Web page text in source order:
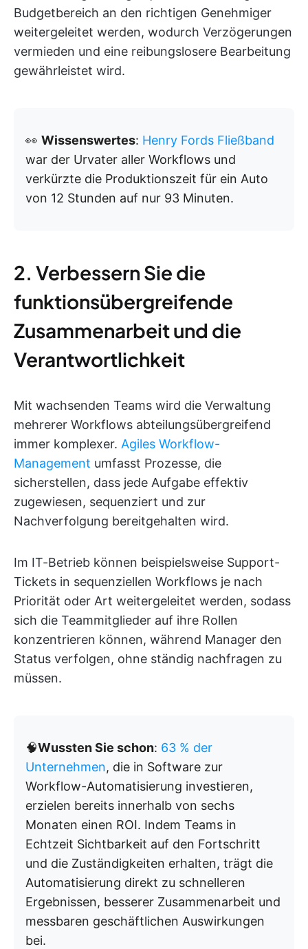
Budgetbereich an den richtigen Genehmiger
weitergeleitet werden, wodurch Verzögerungen
vermieden und eine reibungslosere Bearbeitung
gewährleistet wird.
👀 Wissenswertes: Henry Fords Fließband
war der Urvater aller Workflows und
verkürzte die Produktionszeit für ein Auto
von 12 Stunden auf nur 93 Minuten.
2. Verbessern Sie die
funktionsübergreifende
Zusammenarbeit und die
Verantwortlichkeit
Mit wachsenden Teams wird die Verwaltung
mehrerer Workflows abteilungsübergreifend
immer komplexer. Agiles Workflow-
Management umfasst Prozesse, die
sicherstellen, dass jede Aufgabe effektiv
zugewiesen, sequenziert und zur
Nachverfolgung bereitgehalten wird.
Im IT-Betrieb können beispielsweise Support-
Tickets in sequenziellen Workflows je nach
Priorität oder Art weitergeleitet werden, sodass
sich die Teammitglieder auf ihre Rollen
konzentrieren können, während Manager den
Status verfolgen, ohne ständig nachfragen zu
müssen.
🧠Wussten Sie schon: 63 % der
Unternehmen, die in Software zur
Workflow-Automatisierung investieren,
erzielen bereits innerhalb von sechs
Monaten einen ROI. Indem Teams in
Echtzeit Sichtbarkeit auf den Fortschritt
und die Zuständigkeiten erhalten, trägt die
Automatisierung direkt zu schnelleren
Ergebnissen, besserer Zusammenarbeit und
messbaren geschäftlichen Auswirkungen
bei.